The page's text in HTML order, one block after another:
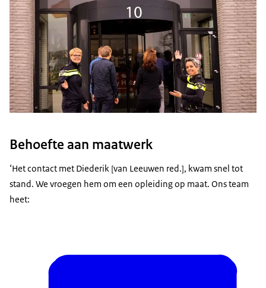
Behoefte aan maatwerk
‘Het contact met Diederik [van Leeuwen red.], kwam snel tot
stand. We vroegen hem om een opleiding op maat. Ons team
heet: